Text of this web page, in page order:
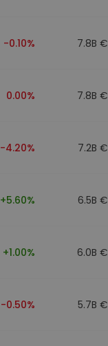
-0.10% 7.8B €
0.00% 7.8B €
-4.20% 7.2B €
+5.60% 6.5B €
+1.00% 6.0B €
-0.50% 5.7B €